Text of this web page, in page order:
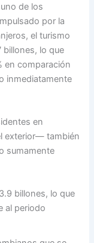
de los
por la
el turismo
lo que
en comparación
inmediatamente
en
exterior— también
sumamente
billones, lo que
al periodo